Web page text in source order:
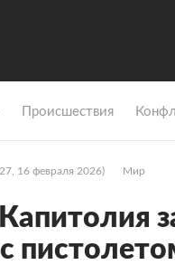
Происшествия
16 февраля 2026) Мир